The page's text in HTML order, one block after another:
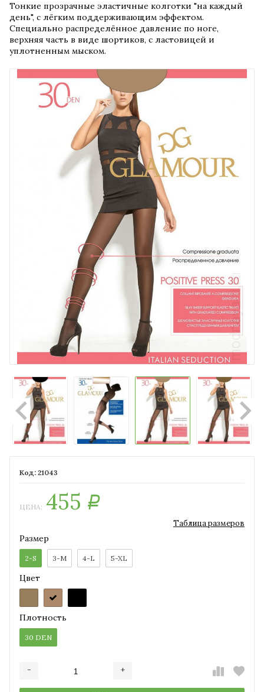
Тонкие прозрачные эластичные колготки "на каждый
день", с лёгким поддерживающим эффектом.
Специально распределённое давление по ноге,
верхняя часть в виде шортиков, с ластовицей и
уплотненным мыском.
21043
ЦЕНА: 455 Р
Таблица размеров
Размер
2-S 3-M 4-L 5-XL
Цвет
Плотность
30 DEN
- +